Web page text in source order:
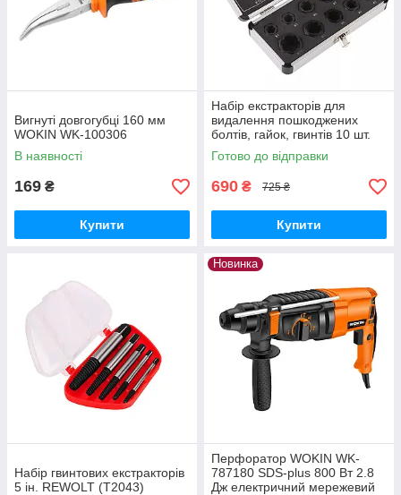
Вигнуті довгогубці 160 мм
WOKIN WK-100306
В наявності
169 ₴
Купити
Набір екстракторів для
видалення пошкоджених
болтів, гайок, гвинтів 10 шт.
Готово до відправки
690 ₴ 725 ₴
Купити
Набір гвинтових екстракторів
5 ін. REWOLT (T2043)
Новинка
Перфоратор WOKIN WK-
787180 SDS-plus 800 Вт 2.8
Дж електричний мережевий